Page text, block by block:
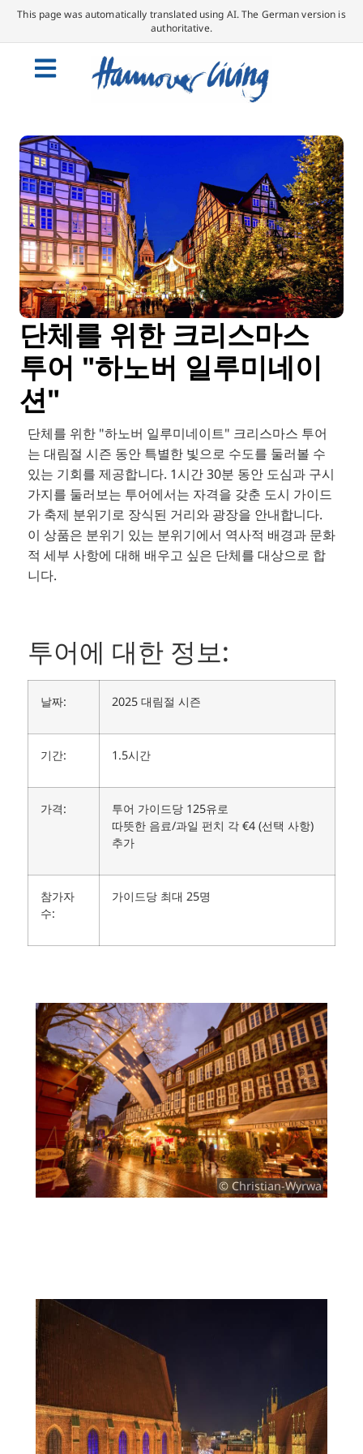
This page was automatically translated using AI. The German version is
authoritative.
단체를 위한 크리스마스
투어 "하노버 일루미네이
션"
단체를 위한 "하노버 일루미네이트" 크리스마스 투어
는 대림절 시즌 동안 특별한 빛으로 수도를 둘러볼 수
있는 기회를 제공합니다. 1시간 30분 동안 도심과 구시
가지를 둘러보는 투어에서는 자격을 갖춘 도시 가이드
가 축제 분위기로 장식된 거리와 광장을 안내합니다.
이 상품은 분위기 있는 분위기에서 역사적 배경과 문화
적 세부 사항에 대해 배우고 싶은 단체를 대상으로 합
니다.
투어에 대한 정보:
날짜: 2025 대림절 시즌
기간: 1.5시간
가격:
투어 가이드당 125유로
따뜻한 음료/과일 펀치 각 €4 (선택 사항)
추가
참가자
수:
가이드당 최대 25명
© Christian-Wyrwa